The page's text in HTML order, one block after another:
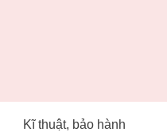
Kĩ thuật, bảo hành